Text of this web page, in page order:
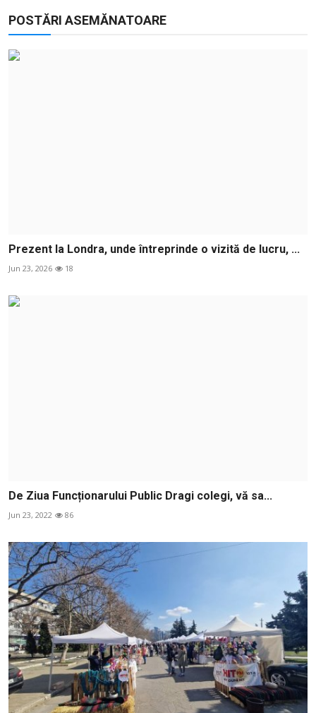
POSTĂRI ASEMĂNATOARE
Prezent la Londra, unde întreprinde o vizită de lucru, ...
Jun 23, 2026 18
De Ziua Funcționarului Public Dragi colegi, vă sa...
Jun 23, 2022 86